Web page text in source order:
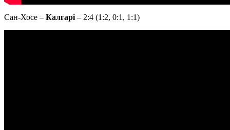
Сан-Хосе – Калгарі – 2:4 (1:2, 0:1, 1:1)